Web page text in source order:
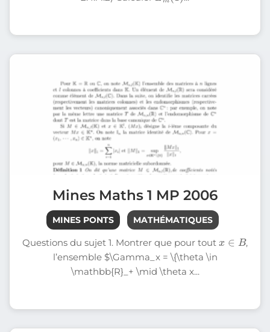
Mines Maths 1 MP 2006
MINES PONTS MATHÉMATIQUES
Questions du sujet 1. Montrer que pour tout
B
,
l’ensemble $\Gamma_x = \{\theta \in
\mathbb{R}_+ \mid \theta x...